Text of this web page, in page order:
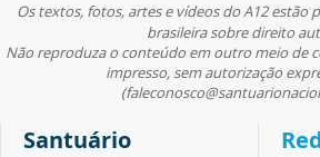
Os textos, fotos, artes e vídeos do A12 estão
brasileira sobre direito
Não reproduza o conteúdo em outro meio de
impresso, sem autorização
Santuário